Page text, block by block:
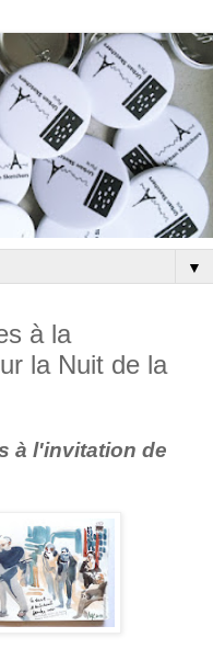
▼
à la
la Nuit de la
à l'invitation de